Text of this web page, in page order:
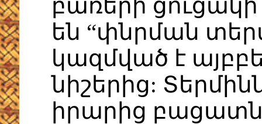
բառերի ցուցակի
են “փնրման
կազմված է
նիշերից:
իրարից